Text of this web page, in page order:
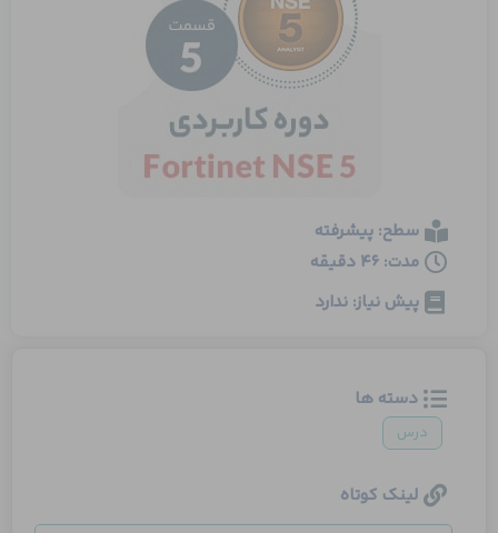
سطح: پیشرفته
مدت: 46 دقیقه
پیش نیاز: ندارد
دسته ها
درس
لینک کوتاه